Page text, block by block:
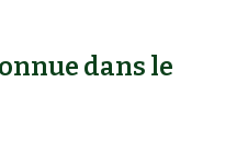
dans le